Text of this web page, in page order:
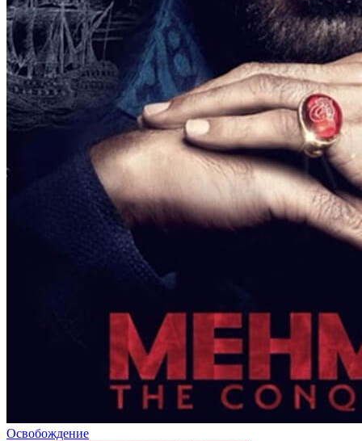
Освобождение